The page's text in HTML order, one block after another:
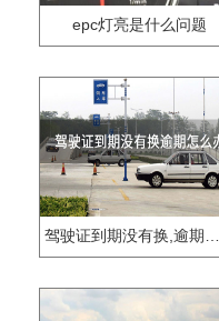
epc灯亮是什么问题
驾驶证到期没有换,逾期怎么办??